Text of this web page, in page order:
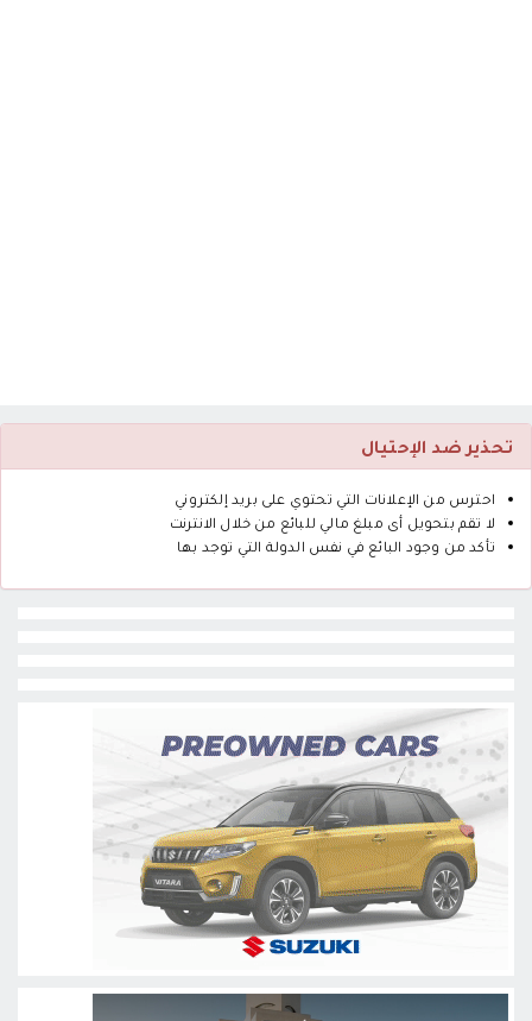
تحذير ضد الإحتيال
احترس من الإعلانات التي تحتوي على بريد إلكتروني
لا تقم بتحويل أى مبلغ مالي للبائع من خلال الانترنت
تأكد من وجود البائع في نفس الدولة التي توجد بها